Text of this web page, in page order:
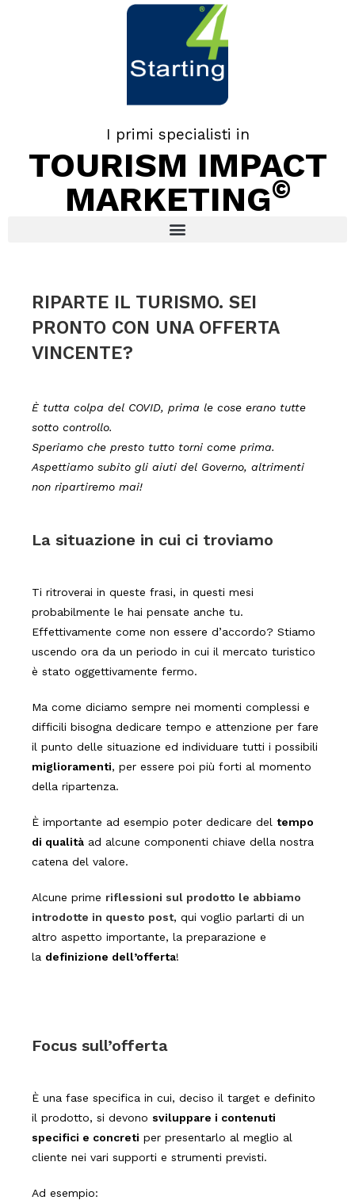
I primi specialisti in
TOURISM IMPACT
MARKETING©
RIPARTE IL TURISMO. SEI
PRONTO CON UNA OFFERTA
VINCENTE?
È tutta colpa del COVID, prima le cose erano tutte
sotto controllo.
Speriamo che presto tutto torni come prima.
Aspettiamo subito gli aiuti del Governo, altrimenti
non ripartiremo mai!
La situazione in cui ci troviamo
Ti ritroverai in queste frasi, in questi mesi
probabilmente le hai pensate anche tu.
Effettivamente come non essere d’accordo? Stiamo
uscendo ora da un periodo in cui il mercato turistico
è stato oggettivamente fermo.
Ma come diciamo sempre nei momenti complessi e
difficili bisogna dedicare tempo e attenzione per fare
il punto delle situazione ed individuare tutti i possibili
miglioramenti, per essere poi più forti al momento
della ripartenza.
È importante ad esempio poter dedicare del tempo
di qualità ad alcune componenti chiave della nostra
catena del valore.
Alcune prime riflessioni sul prodotto le abbiamo
introdotte in questo post, qui voglio parlarti di un
altro aspetto importante, la preparazione e
la definizione dell’offerta!
Focus sull’offerta
È una fase specifica in cui, deciso il target e definito
il prodotto, si devono sviluppare i contenuti
specifici e concreti per presentarlo al meglio al
cliente nei vari supporti e strumenti previsti.
Ad esempio: